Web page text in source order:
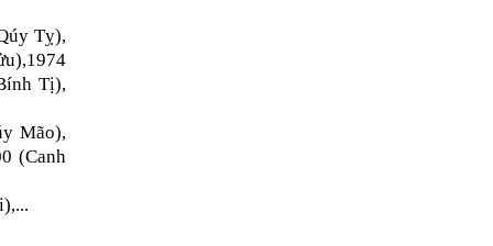
Tỵ),
Tị),
Mão),
(Canh